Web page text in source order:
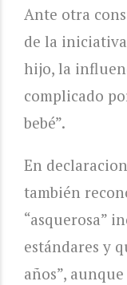
Ante otra
de la
hijo, la
complicado
bebé”.
En
también
“asquerosa”
estándares y
años”,